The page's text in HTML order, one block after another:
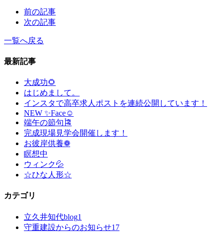
前の記事
次の記事
一覧へ戻る
最新記事
大成功🌻
はじめまして。
インスタで高卒求人ポストを連続公開しています！
NEW ✨Face☺
端午の節句🎏
完成現場見学会開催します！
お彼岸供養❁
瞑想中
ウィンク💦
☆ひな人形☆
カテゴリ
立久井知代blog1
守重建設からのお知らせ17